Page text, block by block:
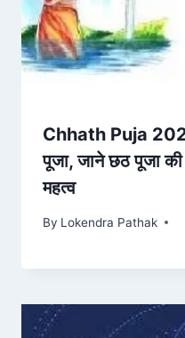
Chhath Puja
पूजा, जाने छठ पूजा
महत्व
By Lokendra Pathak